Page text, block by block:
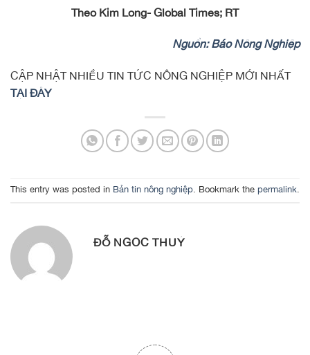
Theo Kim Long- Global Times; RT
Nguồn: Báo Nông Nghiệp
CẬP NHẬT NHIỀU TIN TỨC NÔNG NGHIỆP MỚI NHẤT
TẠI ĐÂY
This entry was posted in Bản tin nông nghiệp. Bookmark the permalink.
ĐỖ NGỌC THUÝ